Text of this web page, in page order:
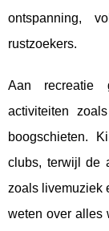
ontspanning,
rustzoekers.
Aan recreatie
activiteiten
boogschieten.
clubs, terwijl de
zoals livemuziek
weten over alles